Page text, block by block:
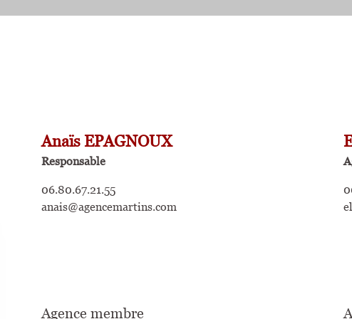
Anaïs EPAGNOUX
Responsable
06.80.67.21.55
anais@agencemartins.com
Agence membre